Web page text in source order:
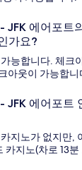
JFK 에어포트
가요?
능합니다. 체크
아웃이 가능합니
JFK 에어포트
지노가 없지만,
카지노(차로 13